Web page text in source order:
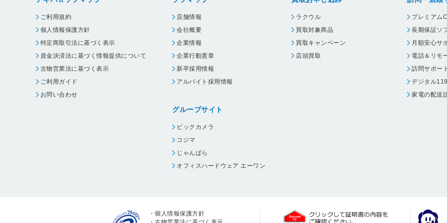
ご利用規約
個人情報保護方針
特定商取引法に基づく表示
資金決済法に基づく情報提供について
古物営業法に基づく表示
ご利用ガイド
お問い合わせ
店舗情報
会社概要
企業情報
企業行動憲章
新卒採用情報
アルバイト採用情報
グループサイト
ビックカメラ
コジマ
じゃんぱら
オフィスハードウェア エーワン
ラクウル
買取対象商品
買取キャンペーン
店頭買取
プレミアム
長期保証ソ
月額安心サ
電話＆リモ
訪問サポー
デジタル
家電の配送
・個人情報保護方針